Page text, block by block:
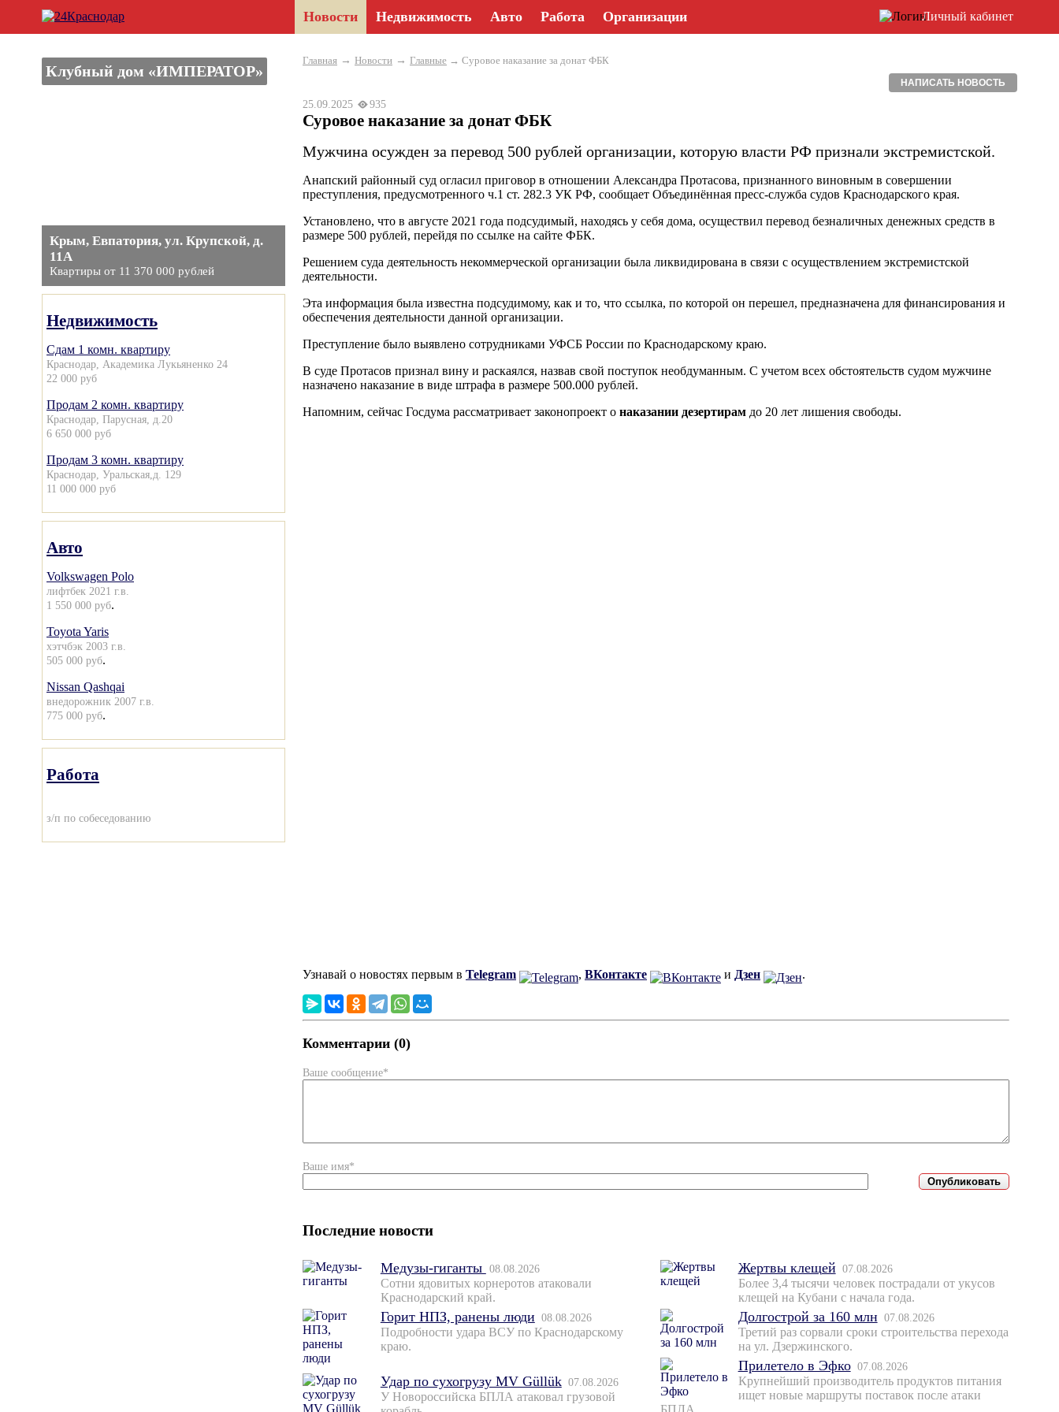
Новости Недвижимость Авто Работа Организации Личный кабинет
Клубный дом «ИМПЕРАТОР»
Крым, Евпатория, ул. Крупской, д.
11А
Квартиры от 11 370 000 рублей
Недвижимость
Сдам 1 комн. квартиру
Краснодар, Академика Лукьяненко 24
22 000 руб
Продам 2 комн. квартиру
Краснодар, Парусная, д.20
6 650 000 руб
Продам 3 комн. квартиру
Краснодар, Уральская,д. 129
11 000 000 руб
Авто
Volkswagen Polo
лифтбек 2021 г.в.
1 550 000 руб.
Toyota Yaris
хэтчбэк 2003 г.в.
505 000 руб.
Nissan Qashqai
внедорожник 2007 г.в.
775 000 руб.
Работа
з/п по собеседованию
Главная → Новости → Главные → Суровое наказание за донат ФБК
НАПИСАТЬ НОВОСТЬ
25.09.2025 935
Суровое наказание за донат ФБК
Мужчина осужден за перевод 500 рублей организации, которую власти РФ признали экстремистской.
Анапский районный суд огласил приговор в отношении Александра Протасова, признанного виновным в совершении
преступления, предусмотренного ч.1 ст. 282.3 УК РФ, сообщает Объединённая пресс-служба судов Краснодарского края.
Установлено, что в августе 2021 года подсудимый, находясь у себя дома, осуществил перевод безналичных денежных средств в
размере 500 рублей, перейдя по ссылке на сайте ФБК.
Решением суда деятельность некоммерческой организации была ликвидирована в связи с осуществлением экстремистской
деятельности.
Эта информация была известна подсудимому, как и то, что ссылка, по которой он перешел, предназначена для финансирования и
обеспечения деятельности данной организации.
Преступление было выявлено сотрудниками УФСБ России по Краснодарскому краю.
В суде Протасов признал вину и раскаялся, назвав свой поступок необдуманным. С учетом всех обстоятельств судом мужчине
назначено наказание в виде штрафа в размере 500.000 рублей.
Напомним, сейчас Госдума рассматривает законопроект о наказании дезертирам до 20 лет лишения свободы.
Узнавай о новостях первым в Telegram , ВКонтакте и Дзен .
Комментарии (0)
Ваше сообщение*
Ваше имя*
Последние новости
Медузы-гиганты 08.08.2026
Сотни ядовитых корнеротов атаковали
Краснодарский край.
Горит НПЗ, ранены люди 08.08.2026
Подробности удара ВСУ по Краснодарскому
краю.
Удар по сухогрузу MV Güllük 07.08.2026
У Новороссийска БПЛА атаковал грузовой
Жертвы клещей 07.08.2026
Более 3,4 тысячи человек пострадали от укусов
клещей на Кубани с начала года.
Долгострой за 160 млн 07.08.2026
Третий раз сорвали сроки строительства перехода
на ул. Дзержинского.
Прилетело в Эфко 07.08.2026
Крупнейший производитель продуктов питания
ищет новые маршруты поставок после атаки